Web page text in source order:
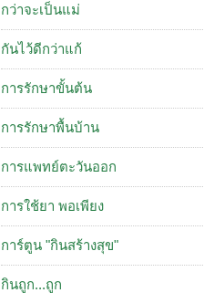
กว่าจะเป็นแม่
กันไว้ดีกว่าแก้
การรักษาขั้นต้น
การรักษาพื้นบ้าน
การแพทย์ตะวันออก
การใช้ยา พอเพียง
การ์ตูน "กินสร้างสุข"
กินถูก...ถูก